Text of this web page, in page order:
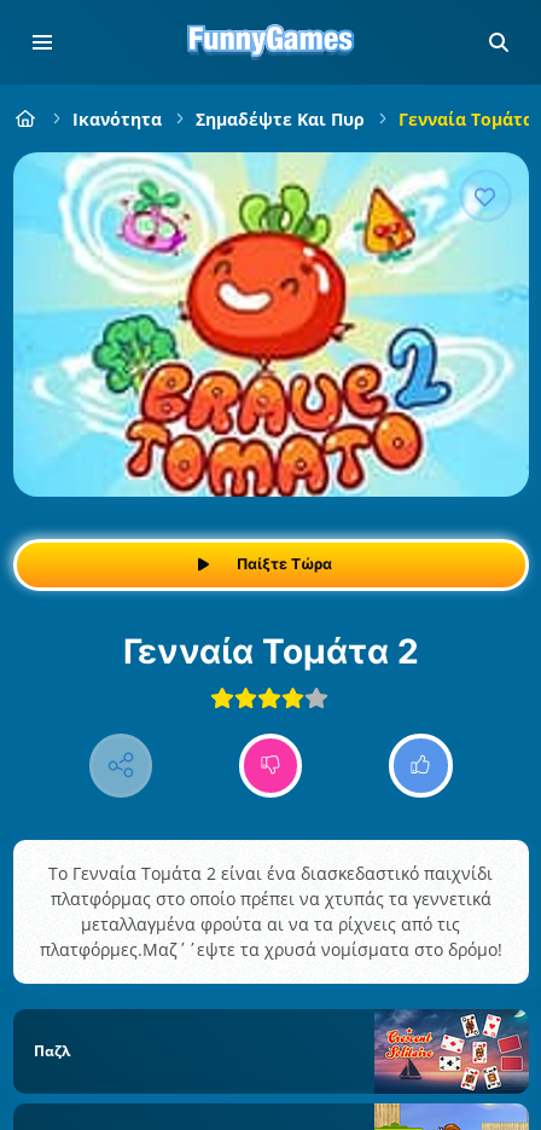
Ικανότητα Σημαδέψτε Και Πυρ Γενναία Τομάτα
Παίξτε Τώρα
Γενναία Τομάτα 2
Το Γενναία Τομάτα 2 είναι ένα διασκεδαστικό παιχνίδι
πλατφόρμας στο οποίο πρέπει να χτυπάς τα γεννετικά
μεταλλαγμένα φρούτα αι να τα ρίχνεις από τις
πλατφόρμες.Μαζ΄΄εψτε τα χρυσά νομίσματα στο δρόμο!
Παζλ